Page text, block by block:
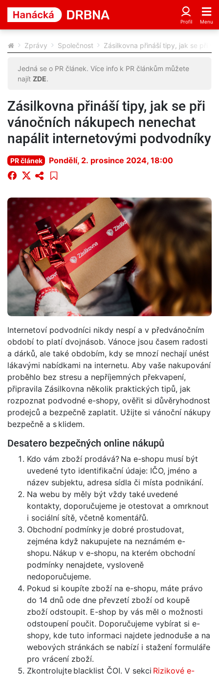
Zprávy Společnost Zásilkovna přináší tipy, jak se při
Jedná se o PR článek. Více info k PR článkům můžete
najít ZDE.
Zásilkovna přináší tipy, jak se při
vánočních nákupech nenechat
napálit internetovými podvodníky
PR článek Pondělí, 2. prosince 2024, 18:00
Internetoví podvodníci nikdy nespí a v předvánočním
období to platí dvojnásob. Vánoce jsou časem radosti
a dárků, ale také obdobím, kdy se mnozí nechají unést
lákavými nabídkami na internetu. Aby vaše nakupování
proběhlo bez stresu a nepříjemných překvapení,
připravila Zásilkovna několik praktických tipů, jak
rozpoznat podvodné e-shopy, ověřit si důvěryhodnost
prodejců a bezpečně zaplatit. Užijte si vánoční nákupy
bezpečně a s klidem.
Desatero bezpečných online nákupů
Kdo vám zboží prodává? Na e-shopu musí být
uvedené tyto identifikační údaje: IČO, jméno a
název subjektu, adresa sídla či místa podnikání.
Na webu by měly být vždy také uvedené
kontakty, doporučujeme je otestovat a omrknout
i sociální sítě, včetně komentářů.
Obchodní podmínky je dobré prostudovat,
zejména když nakupujete na neznámém e-
shopu. Nákup v e-shopu, na kterém obchodní
podmínky nenajdete, vysloveně
nedoporučujeme.
Pokud si koupíte zboží na e-shopu, máte právo
do 14 dnů ode dne převzetí zboží od koupě
zboží odstoupit. E-shop by vás měl o možnosti
odstoupení poučit. Doporučujeme vybírat si e-
shopy, kde tuto informaci najdete jednoduše a na
webových stránkách se nabízí i stažení formuláře
pro vrácení zboží.
Zkontrolujte blacklist ČOI. V sekci Rizikové e-